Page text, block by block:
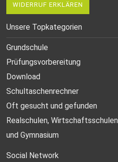
WIDERRUF ERKLÄREN
Unsere Topkategorien
Grundschule
Prüfungsvorbereitung
Download
Schultaschenrechner
Oft gesucht und gefunden
Realschulen,Wirtschaftsschulen
und Gymnasium
Social Network